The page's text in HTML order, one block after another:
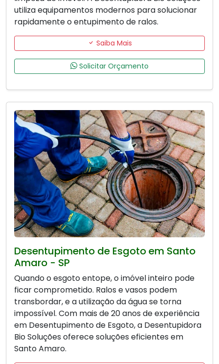
utiliza equipamentos modernos para solucionar
rapidamente o entupimento de ralos.
Saiba Mais
Solicitar Orçamento
Desentupimento de Esgoto em Santo
Amaro - SP
Quando o esgoto entope, o imóvel inteiro pode
ficar comprometido. Ralos e vasos podem
transbordar, e a utilização da água se torna
impossível. Com mais de 20 anos de experiência
em Desentupimento de Esgoto, a Desentupidora
Bio Soluções oferece soluções eficientes em
Santo Amaro.